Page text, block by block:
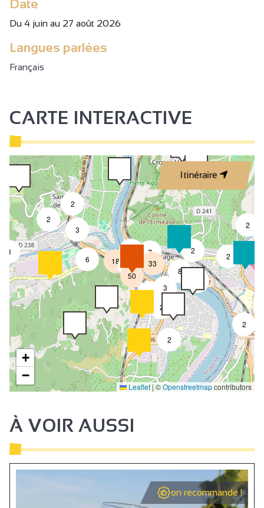
Date
Du 4 juin au 27 août 2026
Langues parlées
Français
CARTE INTERACTIVE
Itinéraire
2
2
2
2
2
2
2
8
3
2
3
6 18
7
2
3
50
33
+
−
Leaflet | ©Openstreetmapcontributors
À VOIR AUSSI
on recommande !